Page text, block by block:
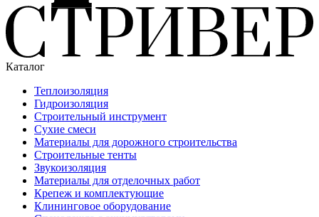
Каталог
Теплоизоляция
Гидроизоляция
Строительный инструмент
Сухие смеси
Материалы для дорожного строительства
Строительные тенты
Звукоизоляция
Материалы для отделочных работ
Крепеж и комплектующие
Клининговое оборудование